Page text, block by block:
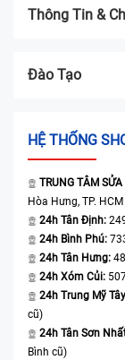
Thông Tin &
Đào Tạo
HỆ THỐNG
TRUNG TÂM
Hòa Hưng, TP. HCM
24h Tân Định:
24h Bình Phú:
24h Tân Hưng:
24h Xóm Củi:
24h Trung Mỹ
cũ)
24h Tân Sơn
Bình cũ)